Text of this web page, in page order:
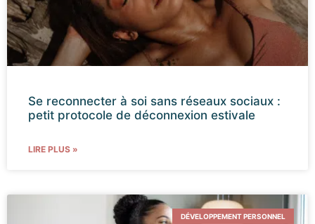
Se reconnecter à soi sans réseaux sociaux :
petit protocole de déconnexion estivale
LIRE PLUS »
DÉVELOPPEMENT PERSONNEL